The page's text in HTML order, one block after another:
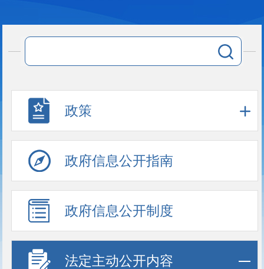
政策
政府信息公开指南
政府信息公开制度
法定主动公开内容